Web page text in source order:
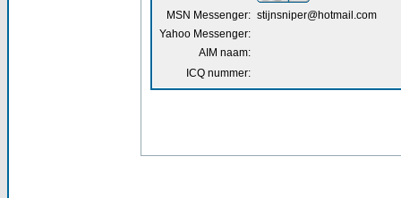
MSN Messenger: stijnsniper@hotmail.com
Yahoo Messenger:
AIM naam:
ICQ nummer: